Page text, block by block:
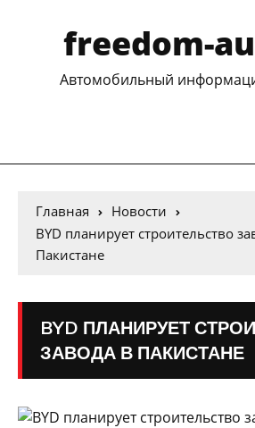
freedom-
Автомобильный
Главная
Новости
BYD планирует строительство
Пакистане
BYD ПЛАНИРУЕТ
ЗАВОДА В ПАКИСТАНЕ